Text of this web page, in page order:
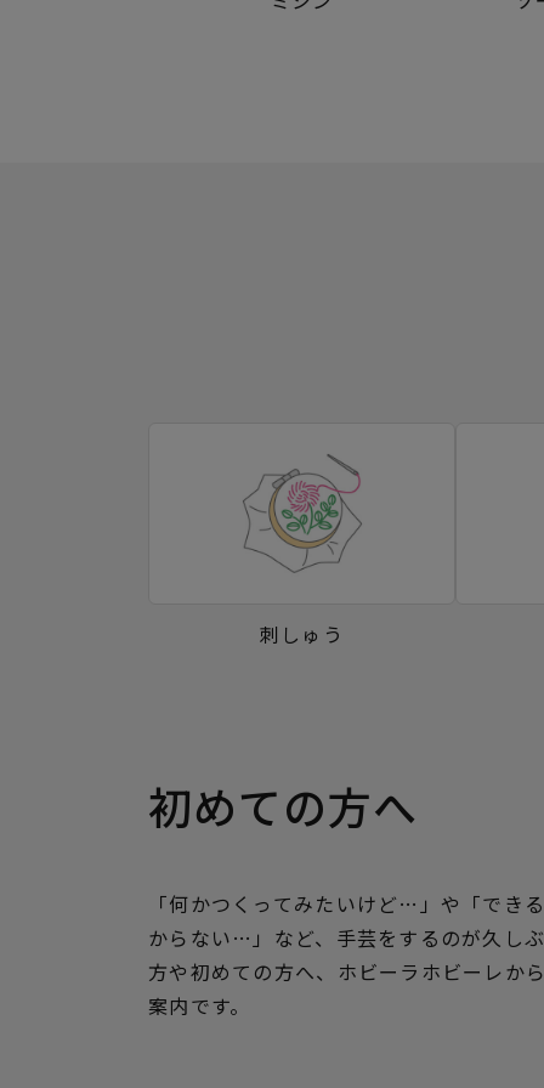
刺しゅう
初めての方へ
「何かつくってみたいけど…」や「でき
からない…」など、手芸をするのが久し
方や初めての方へ、ホビーラホビーレか
案内です。